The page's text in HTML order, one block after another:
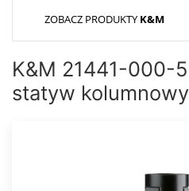
ZOBACZ PRODUKTY K&M
K&M 21441-000-
statyw kolumnowy